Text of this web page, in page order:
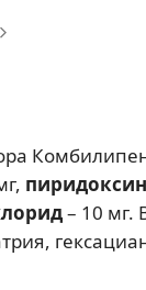
– 10 мг.